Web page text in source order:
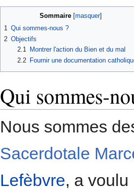
navigation
recherche
Sommaire
1 Qui sommes-nous ?
2 Objectifs
2.1
Montrer l'action du Bien et du mal
2.2
Fournir une documentation
Qui sommes-
Nous sommes
Sacerdotale
Lefèbvre, a